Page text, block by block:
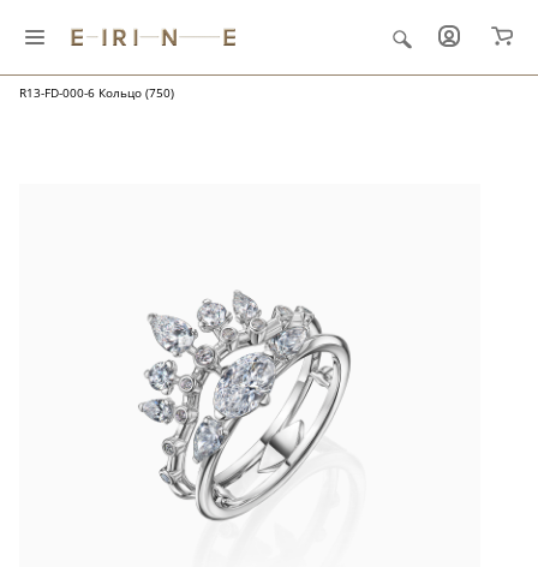
R13-FD-000-6 Кольцо (750)